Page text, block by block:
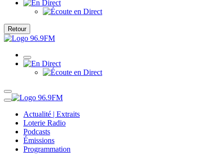
Retour
Actualité | Extraits
Loterie Radio
Podcasts
Émissions
Programmation